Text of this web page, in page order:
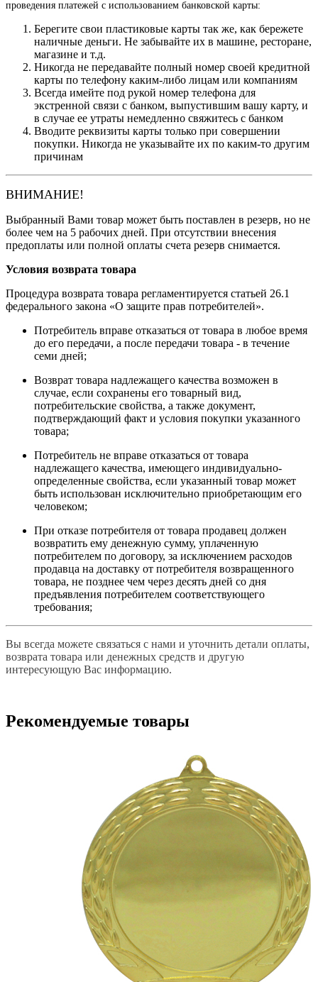
проведения платежей с использованием банковской карты:
Берегите свои пластиковые карты так же, как бережете
наличные деньги. Не забывайте их в машине, ресторане,
магазине и т.д.
Никогда не передавайте полный номер своей кредитной
карты по телефону каким-либо лицам или компаниям
Всегда имейте под рукой номер телефона для
экстренной связи с банком, выпустившим вашу карту, и
в случае ее утраты немедленно свяжитесь с банком
Вводите реквизиты карты только при совершении
покупки. Никогда не указывайте их по каким-то другим
причинам
ВНИМАНИЕ!
Выбранный Вами товар может быть поставлен в резерв, но не
более чем на 5 рабочих дней. При отсутствии внесения
предоплаты или полной оплаты счета резерв снимается.
Условия возврата товара
Процедура возврата товара регламентируется статьей 26.1
федерального закона «О защите прав потребителей».
Потребитель вправе отказаться от товара в любое время
до его передачи, а после передачи товара - в течение
семи дней;
Возврат товара надлежащего качества возможен в
случае, если сохранены его товарный вид,
потребительские свойства, а также документ,
подтверждающий факт и условия покупки указанного
товара;
Потребитель не вправе отказаться от товара
надлежащего качества, имеющего индивидуально-
определенные свойства, если указанный товар может
быть использован исключительно приобретающим его
человеком;
При отказе потребителя от товара продавец должен
возвратить ему денежную сумму, уплаченную
потребителем по договору, за исключением расходов
продавца на доставку от потребителя возвращенного
товара, не позднее чем через десять дней со дня
предъявления потребителем соответствующего
требования;
Вы всегда можете связаться с нами и уточнить детали оплаты,
возврата товара или денежных средств и другую
интересующую Вас информацию.
Рекомендуемые товары